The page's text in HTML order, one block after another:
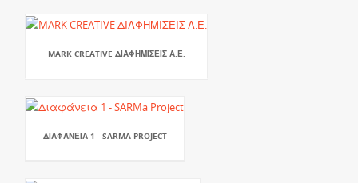
MARK CREATIVE ΔΙΑΦΗΜΙΣΕΙΣ Α.Ε.
ΔΙΑΦΆΝΕΙΑ 1 - SARMA PROJECT